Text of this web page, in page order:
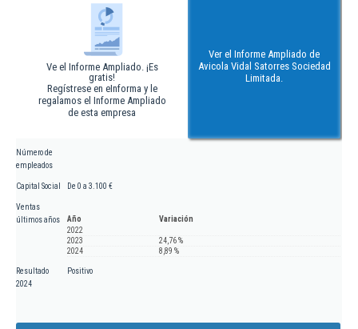
Ve el Informe Ampliado. ¡Es
gratis!
Regístrese en eInforma y le
regalamos el Informe Ampliado
de esta empresa
Ver el Informe Ampliado de
Avicola Vidal Satorres Sociedad
Limitada.
Número de
empleados
Capital Social De 0 a 3.100 €
Ventas
últimos años
Año
Variación
2022
2023
24,76 %
2024
8,89 %
Resultado
2024
Positivo